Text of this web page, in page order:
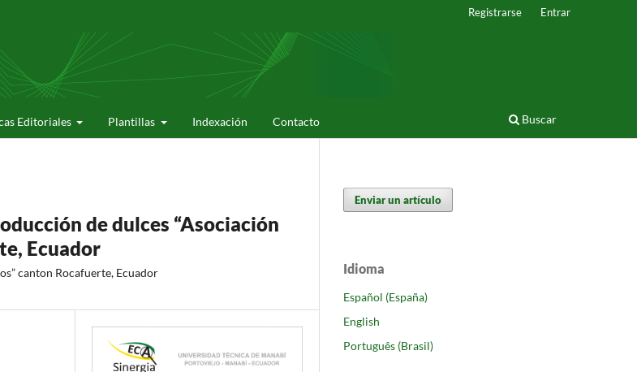
Editoriales Plantillas Indexación Contacto Buscar
Registrarse Entrar
de dulces “Asociación
Ecuador
canton Rocafuerte, Ecuador
Enviar un artículo
Idioma
Español (España)
English
Português (Brasil)